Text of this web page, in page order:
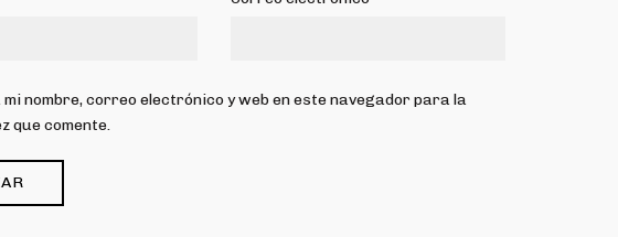
mi nombre, correo electrónico y web en este navegador para la
que comente.